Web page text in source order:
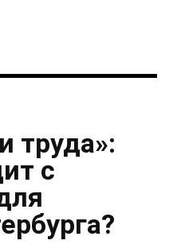
труда»:
с